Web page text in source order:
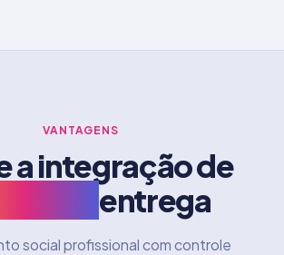
VANTAGENS
a integração de
entrega
social profissional com controle